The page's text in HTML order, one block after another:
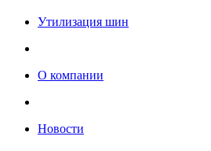
Утилизация шин
О компании
Новости